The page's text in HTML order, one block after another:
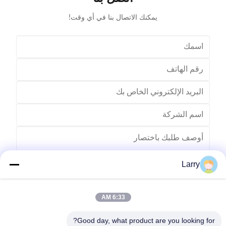
يمكنك الاتصال بنا في أي وقت!
يرسل
Larry
6:33 AM
Good day, what product are you looking for?